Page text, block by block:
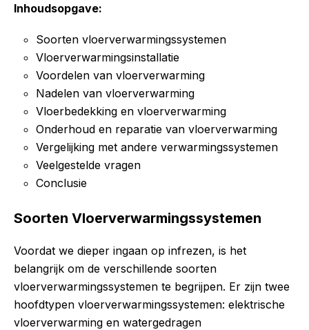
Inhoudsopgave:
Soorten vloerverwarmingssystemen
Vloerverwarmingsinstallatie
Voordelen van vloerverwarming
Nadelen van vloerverwarming
Vloerbedekking en vloerverwarming
Onderhoud en reparatie van vloerverwarming
Vergelijking met andere verwarmingssystemen
Veelgestelde vragen
Conclusie
Soorten Vloerverwarmingssystemen
Voordat we dieper ingaan op infrezen, is het
belangrijk om de verschillende soorten
vloerverwarmingssystemen te begrijpen. Er zijn twee
hoofdtypen vloerverwarmingssystemen: elektrische
vloerverwarming en watergedragen